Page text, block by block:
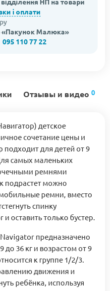
і оплати
«Пакунок Малюка»
095 110 77 22
Отзывы и видео 0
детское
сочетание цены и
подходит для детей от 9
самых маленьких
ремнями
подрастет можно
ремни, вместо
спинку
оставить только бустер.
предназначено
до 36 кг и возрастом от 9
к группе 1/2/3.
движения и
ребёнка, используя